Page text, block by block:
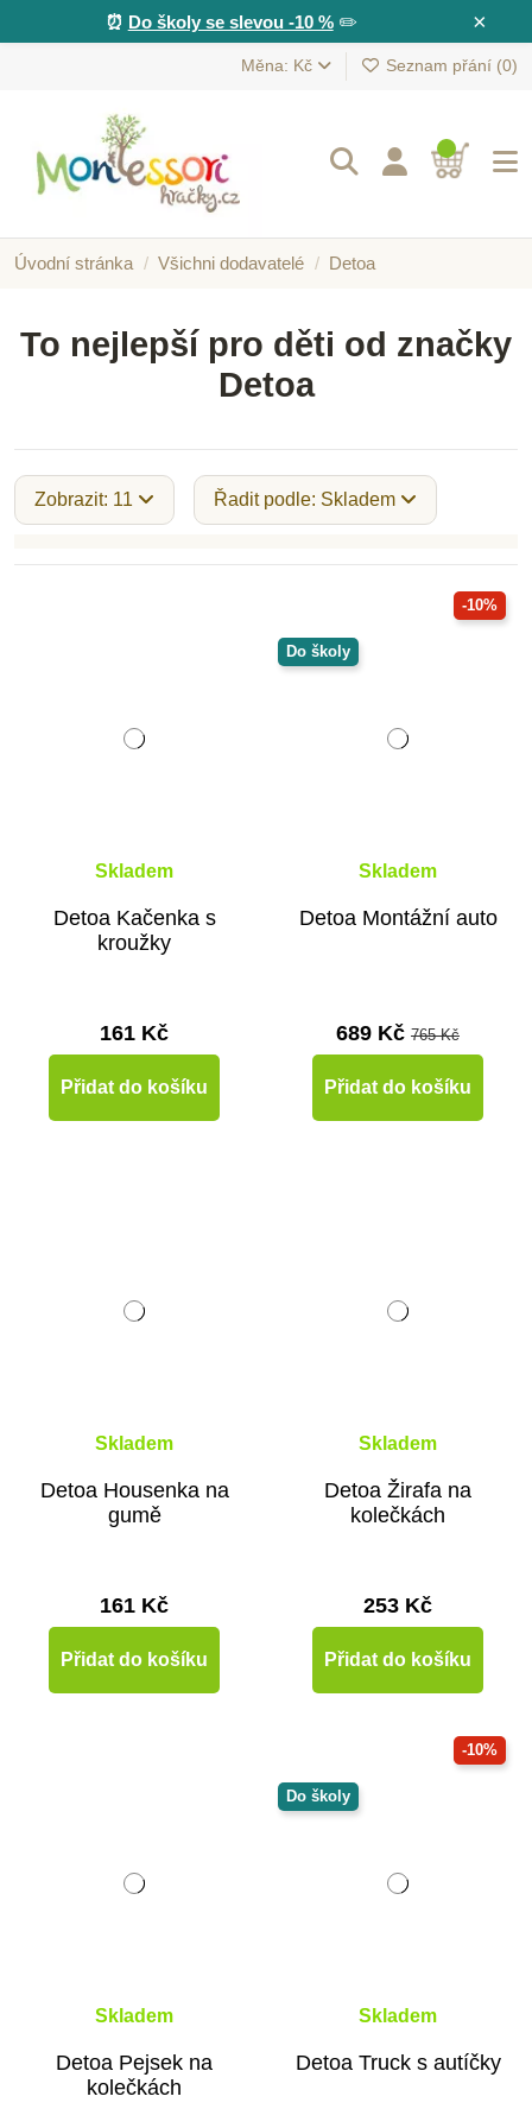
×
⏰ Do školy se slevou -10 %✏️
Měna: Kč Seznam přání (0)
Úvodní stránka Všichni dodavatelé Detoa
To nejlepší pro děti od značky
Detoa
Zobrazit: 11 Řadit podle: Skladem
Skladem
Detoa Kačenka s
kroužky
161 Kč
Přidat do košíku
-10%
Do školy
Skladem
Detoa Montážní auto
689 Kč 765 Kč
Přidat do košíku
Skladem
Detoa Housenka na
gumě
161 Kč
Přidat do košíku
Skladem
Detoa Žirafa na
kolečkách
253 Kč
Přidat do košíku
Skladem
Detoa Pejsek na
kolečkách
-10%
Do školy
Skladem
Detoa Truck s autíčky